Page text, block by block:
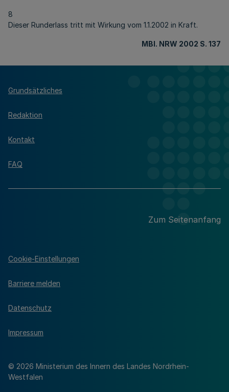
8
Dieser Runderlass tritt mit Wirkung vom 1.1.2002 in Kraft.
MBl. NRW 2002 S. 137
Grundsätzliches
Redaktion
Kontakt
FAQ
Zum Seitenanfang
© 2026 Ministerium des Innern des Landes Nordrhein-
Westfalen
Cookie-Einstellungen
Barriere melden
Datenschutz
Impressum